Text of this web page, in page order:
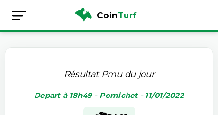
CoinTurf
Résultat Pmu du jour
Depart à 18h49 - Pornichet - 11/01/2022